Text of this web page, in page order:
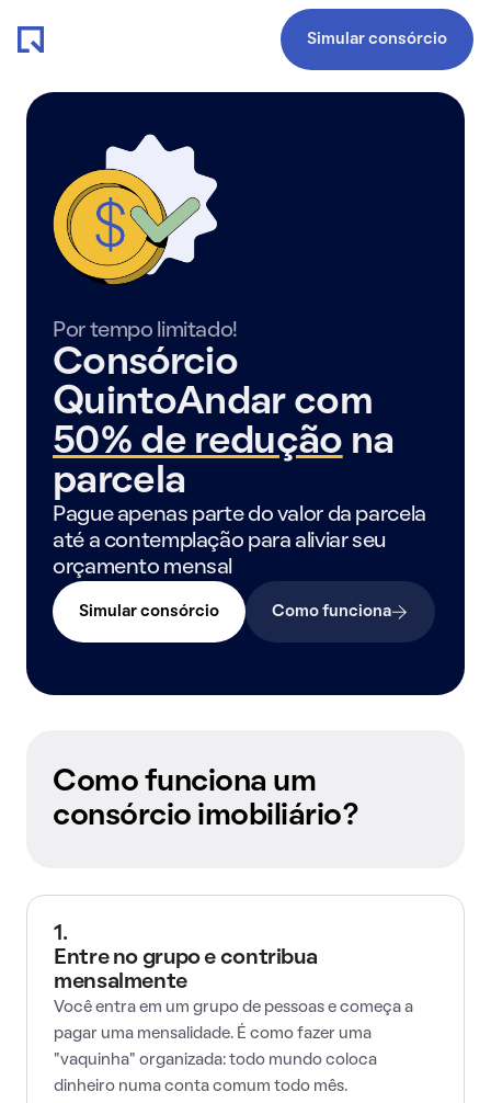
Simular consórcio
Por tempo limitado!
Consórcio
QuintoAndar com
50% de redução na
parcela
Pague apenas parte do valor da parcela
até a contemplação para aliviar seu
orçamento mensal
Simular consórcio Como funciona
Como funciona um
consórcio imobiliário?
1.
Entre no grupo e contribua
mensalmente
Você entra em um grupo de pessoas e começa a
pagar uma mensalidade. É como fazer uma
"vaquinha" organizada: todo mundo coloca
dinheiro numa conta comum todo mês.